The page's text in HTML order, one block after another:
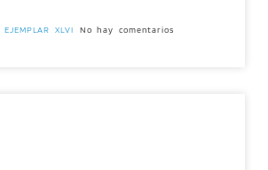
,EJEMPLAR XLVI No hay comentarios